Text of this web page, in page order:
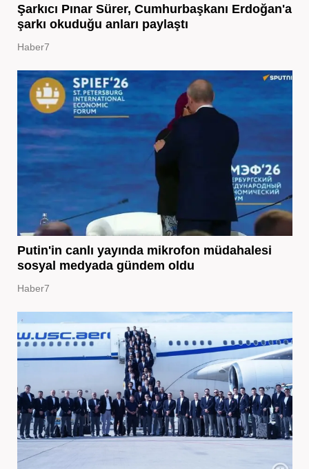
Şarkıcı Pınar Sürer, Cumhurbaşkanı Erdoğan'a
şarkı okuduğu anları paylaştı
Haber7
Putin'in canlı yayında mikrofon müdahalesi
sosyal medyada gündem oldu
Haber7